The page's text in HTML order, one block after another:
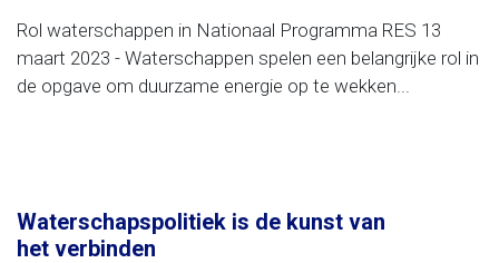
Rol waterschappen in Nationaal Programma RES 13
maart 2023 - Waterschappen spelen een belangrijke rol in
de opgave om duurzame energie op te wekken...
Waterschapspolitiek is de kunst van
het verbinden